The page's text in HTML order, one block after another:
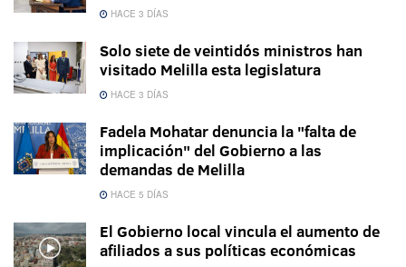
HACE 3 DÍAS
Solo siete de veintidós ministros han
visitado Melilla esta legislatura
HACE 3 DÍAS
Fadela Mohatar denuncia la "falta de
implicación" del Gobierno a las
demandas de Melilla
HACE 5 DÍAS
El Gobierno local vincula el aumento de
afiliados a sus políticas económicas